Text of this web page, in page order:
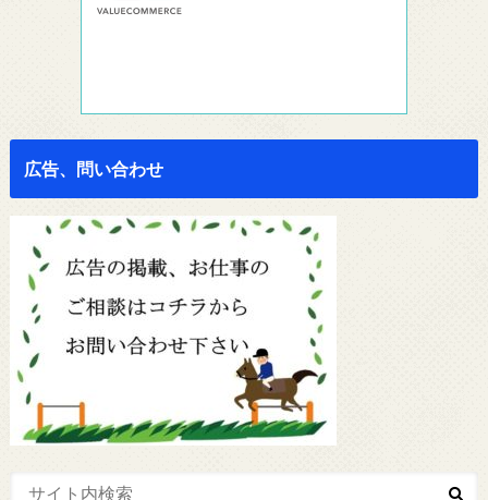
広告、問い合わせ